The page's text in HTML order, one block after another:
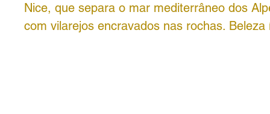
Nice, que separa o mar mediterrâneo dos
com vilarejos encravados nas rochas. Beleza